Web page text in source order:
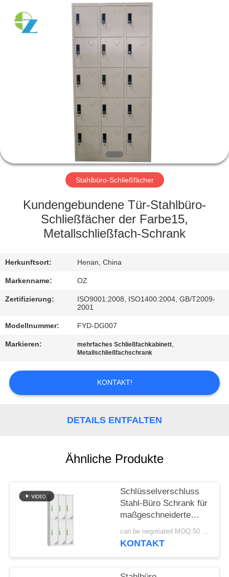
PRODUKTE
FABRIK-
AUSFLUG
QUALITÄTSKONTROLLE
SIE
MIT
UNS
VERBINDUNG
FORDERN
SITEMAP
PRIVACY
POLICY
Stahlbüro-Schließfächer
Kundengebundene Tür-Stahlbüro-
Schließfächer der Farbe15,
Metallschließfach-Schrank
Herkunftsort: Henan, China
Markenname: OZ
Zertifizierung:
ISO9001:2008, ISO1400:2004, GB/T2009-
2001
Modellnummer: FYD-DG007
Markieren: mehrfaches Schließfachkabinett,
Metallschließfachschrank
KONTAKT!
DETAILS ENTFALTEN
Ähnliche Produkte
Schlüsselverschluss
Stahl-Büro Schrank für
maßgeschneiderte
Büro-Speicherlösungencan be negotiated MOQ:50 Stück
KONTAKT